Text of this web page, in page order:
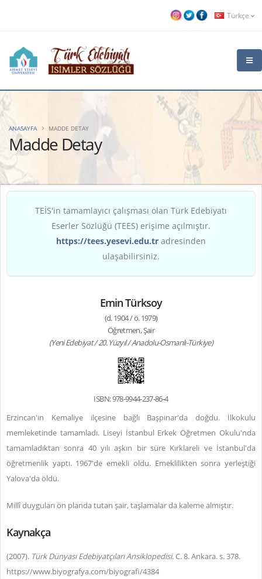
Türkçe
Madde Detay
ANASAYFA MADDE DETAY
TEİS'in tamamlayıcı çalışması olan Türk Edebiyatı
Eserler Sözlüğü (TEES) erişime açılmıştır.
https://tees.yesevi.edu.tr adresinden
ulaşabilirsiniz.
Emin Türksoy
(d. 1904 / ö. 1979)
Öğretmen, Şair
(Yeni Edebiyat / 20. Yüzyıl / Anadolu-Osmanlı-Türkiye)
ISBN: 978-9944-237-86-4
Erzincan'ın Kemaliye ilçesine bağlı Başpınar'da doğdu. İlkokulu
memleketinde tamamladı. Liseyi İstanbul Erkek Öğretmen Okulu'nda
tamamladıktan sonra 40 yılı aşkın bir süre Kırklareli ve İstanbul'da
öğretmenlik yaptı. 1967'de emekli oldu. Emeklilikten sonra yerleştiği
Yalova'da öldü.
Millî duyguları ön planda tutan şair, taşlamalar da kaleme almıştır.
Kaynakça
(2007). Türk Dünyası Edebiyatçıları Ansiklopedisi.C. 8. Ankara. s. 378.
https://www.biyografya.com/biyografi/4384